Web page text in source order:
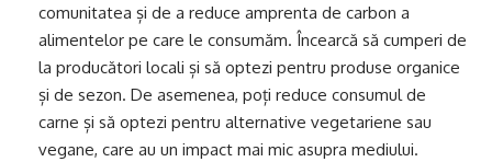
comunitatea și de a reduce amprenta de carbon a
alimentelor pe care le consumăm. Încearcă să cumperi de
la producători locali și să optezi pentru produse organice
și de sezon. De asemenea, poți reduce consumul de
carne și să optezi pentru alternative vegetariene sau
vegane, care au un impact mai mic asupra mediului.